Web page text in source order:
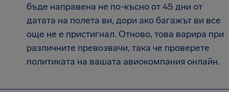
бъде направена не по-късно от 45 дни от
датата на полета ви, дори ако багажът ви все
още не е пристигнал. Отново, това варира при
различните превозвачи, така че проверете
политиката на вашата авиокомпания онлайн.